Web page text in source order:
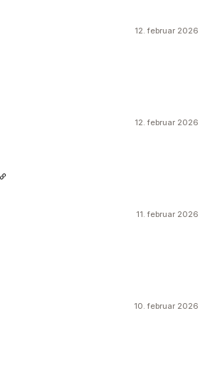
12. februar 2026
12. februar 2026
11. februar 2026
10. februar 2026